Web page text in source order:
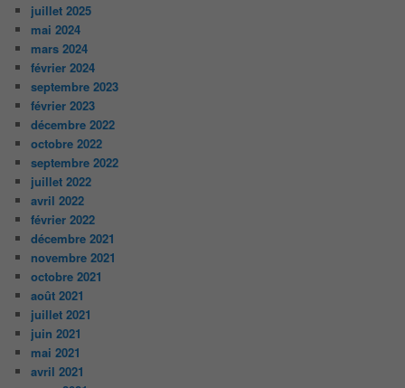
juillet 2025
mai 2024
mars 2024
février 2024
septembre 2023
février 2023
décembre 2022
octobre 2022
septembre 2022
juillet 2022
avril 2022
février 2022
décembre 2021
novembre 2021
octobre 2021
août 2021
juillet 2021
juin 2021
mai 2021
avril 2021